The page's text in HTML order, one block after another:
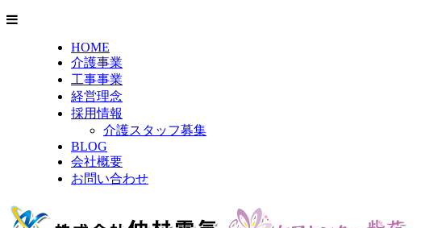
HOME
介護事業
工事事業
経営理念
採用情報
介護スタッフ募集
BLOG
会社概要
お問い合わせ